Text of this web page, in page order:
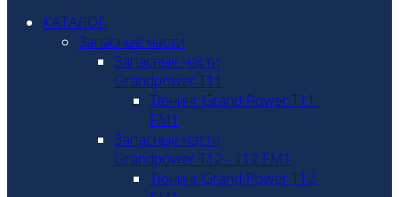
КАТАЛОГ
Запасные части
Запасные части
Grandpower T11
Тюнинг Grand Power T11-
FM1
Запасные части
Grandpower T12 - T12 FM1
Тюнинг Grand Power T12-